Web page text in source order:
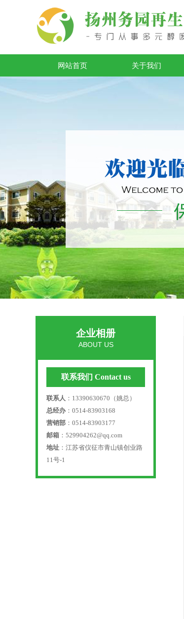
网站首页 关于我们
企业相册
ABOUT US
联系我们 Contact us
联系人 ：13390630670（姚总）
总经办：0514-83903168
营销部 ：0514-83903177
邮箱 ：529904262@qq.com
地址 ：江苏省仪征市青山镇创业路
11号-1